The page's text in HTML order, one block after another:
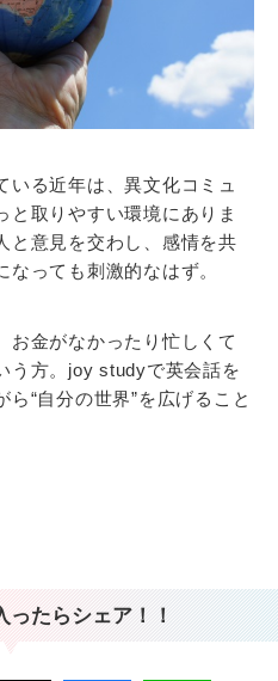
いる近年は、異文化コミュ
と取りやすい環境にありま
と意見を交わし、感情を共
っても刺激的なはず。
お金がなかったり忙しくて
方。joy studyで英会話を
“自分の世界”を広げること
たらシェア！！